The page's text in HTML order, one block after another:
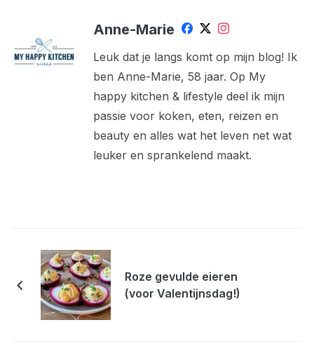
Anne-Marie
Leuk dat je langs komt op mijn blog! Ik
ben Anne-Marie, 58 jaar. Op My
happy kitchen & lifestyle deel ik mijn
passie voor koken, eten, reizen en
beauty en alles wat het leven net wat
leuker en sprankelend maakt.
Roze gevulde eieren
(voor Valentijnsdag!)